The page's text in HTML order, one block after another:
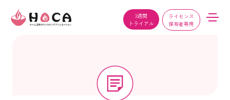
3週間
トライアル
ライセンス
保有者専用